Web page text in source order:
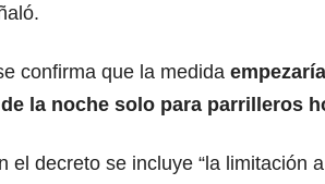
confirma que la medida
la noche solo para parrilleros
el decreto se incluye “la limitación